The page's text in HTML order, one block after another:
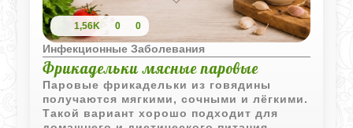
1,56K 0 0
Инфекционные Заболевания
Фрикадельки мясные паровые
Паровые фрикадельки из говядины
получаются мягкими, сочными и лёгкими.
Такой вариант хорошо подходит для